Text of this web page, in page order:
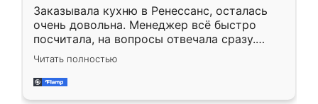
Заказывала кухню в Ренессанс, осталась
очень довольна. Менеджер всё быстро
посчитала, на вопросы отвечала сразу.
Замерщик приехал в субботу, подошёл к
делу со всей ответственностью. Собрали
за день, ребята работали аккуратно, даже
Читать полностью